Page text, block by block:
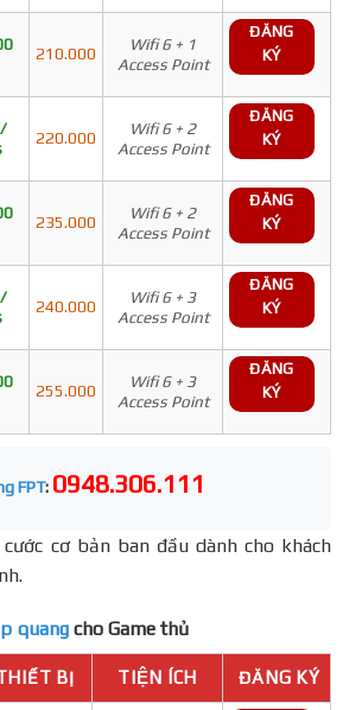
210.000
Wifi 6 + 1
Access Point
ĐĂNG
KÝ
220.000
Wifi 6 + 2
Access Point
ĐĂNG
KÝ
235.000
Wifi 6 + 2
Access Point
ĐĂNG
KÝ
240.000
Wifi 6 + 3
Access Point
ĐĂNG
KÝ
255.000
Wifi 6 + 3
Access Point
ĐĂNG
KÝ
FPT: 0948.306.111
cơ bản ban đầu dành cho khách
quang cho Game thủ
BỊ TIỆN ÍCH ĐĂNG KÝ